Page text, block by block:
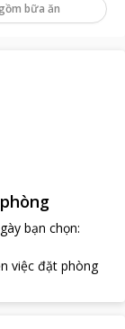
bữa ăn
bạn chọn:
việc đặt phòng